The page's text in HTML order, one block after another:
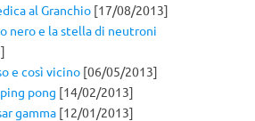
al Granchio [17/08/2013]
nero e la stella di neutroni
e così vicino [06/05/2013]
pong [14/02/2013]
gamma [12/01/2013]